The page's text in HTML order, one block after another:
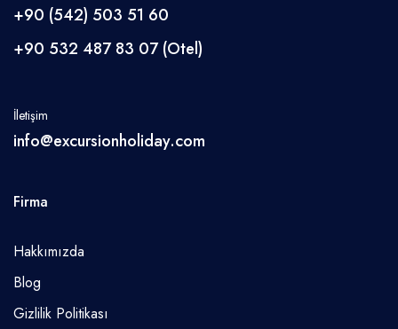
+90 (542) 503 51 60
+90 532 487 83 07 (Otel)
İletişim
info@excursionholiday.com
Firma
Hakkımızda
Blog
Gizlilik Politikası